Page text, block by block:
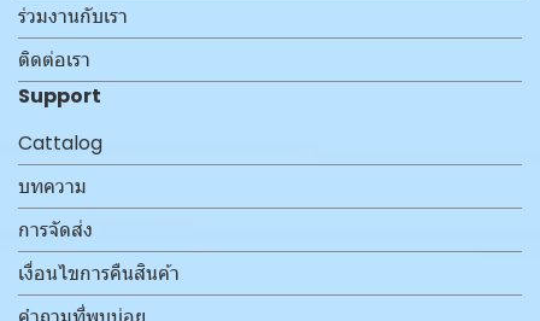
ร่วมงานกับเรา
ติดต่อเรา
Support
Cattalog
บทความ
การจัดส่ง
เงื่อนไขการคืนสินค้า